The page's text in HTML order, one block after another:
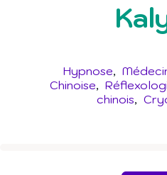
Connexion
Hypnose
Chinoise
chinois